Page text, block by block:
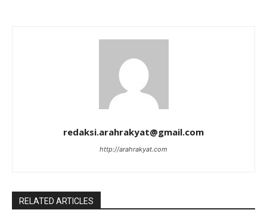
redaksi.arahrakyat@gmail.com
http://arahrakyat.com
RELATED ARTICLES